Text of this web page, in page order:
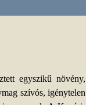
egyszikű növény,
szívós, igénytelen